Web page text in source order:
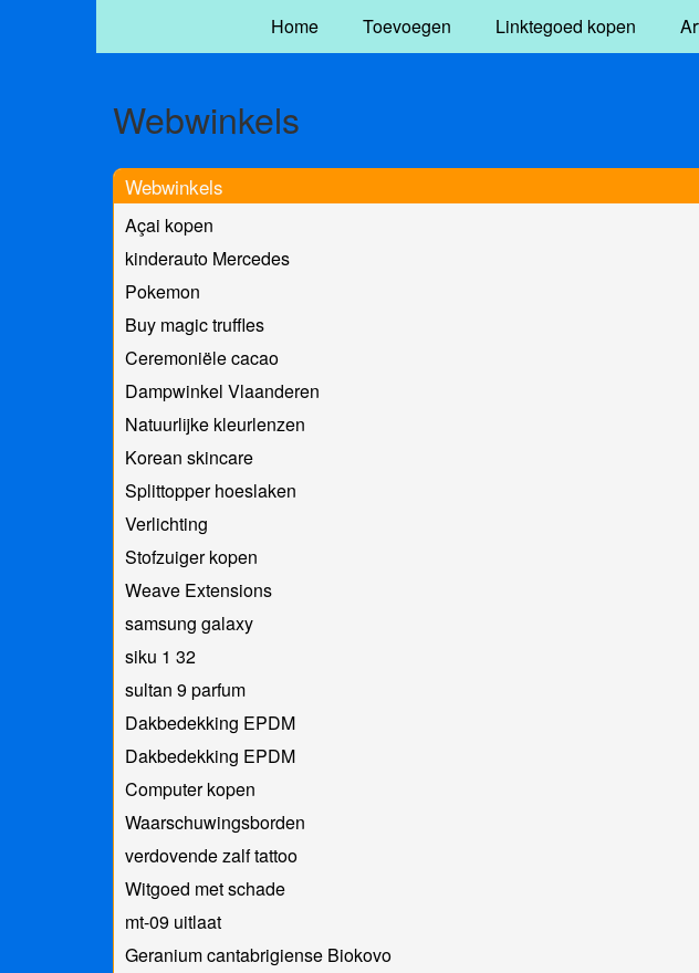
Home Toevoegen Linktegoed kopen
Webwinkels
Webwinkels
Açai kopen
kinderauto Mercedes
Pokemon
Buy magic truffles
Ceremoniële cacao
Dampwinkel Vlaanderen
Natuurlijke kleurlenzen
Korean skincare
Splittopper hoeslaken
Verlichting
Stofzuiger kopen
Weave Extensions
samsung galaxy
siku 1 32
sultan 9 parfum
Dakbedekking EPDM
Dakbedekking EPDM
Computer kopen
Waarschuwingsborden
verdovende zalf tattoo
Witgoed met schade
mt-09 uitlaat
Geranium cantabrigiense Biokovo